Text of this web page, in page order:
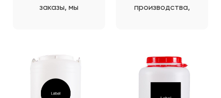
заказы, мы
волнует то, что
производства,
таможенным
оформлением?